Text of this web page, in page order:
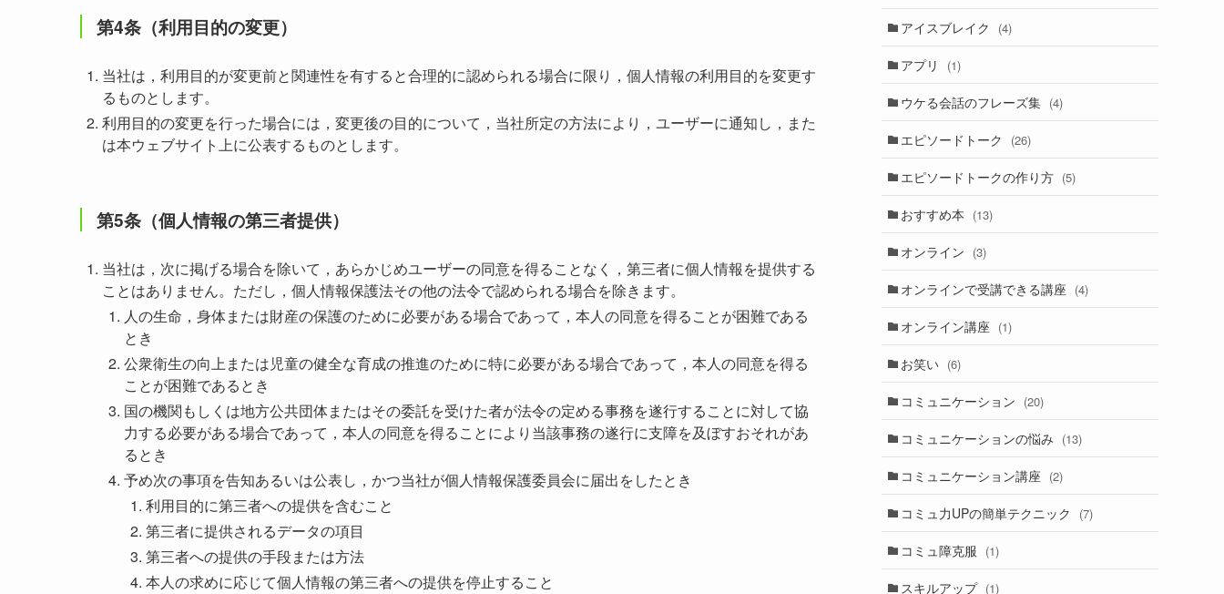
第4条（利用目的の変更）
当社は，利用目的が変更前と関連性を有すると合理的に認められる場合に限り，個人情報の利用目的を変更す
るものとします。
利用目的の変更を行った場合には，変更後の目的について，当社所定の方法により，ユーザーに通知し，また
は本ウェブサイト上に公表するものとします。
第5条（個人情報の第三者提供）
当社は，次に掲げる場合を除いて，あらかじめユーザーの同意を得ることなく，第三者に個人情報を提供する
ことはありません。ただし，個人情報保護法その他の法令で認められる場合を除きます。
人の生命，身体または財産の保護のために必要がある場合であって，本人の同意を得ることが困難である
とき
公衆衛生の向上または児童の健全な育成の推進のために特に必要がある場合であって，本人の同意を得る
ことが困難であるとき
国の機関もしくは地方公共団体またはその委託を受けた者が法令の定める事務を遂行することに対して協
力する必要がある場合であって，本人の同意を得ることにより当該事務の遂行に支障を及ぼすおそれがあ
るとき
予め次の事項を告知あるいは公表し，かつ当社が個人情報保護委員会に届出をしたとき
利用目的に第三者への提供を含むこと
第三者に提供されるデータの項目
第三者への提供の手段または方法
本人の求めに応じて個人情報の第三者への提供を停止すること
アイスブレイク (4)
アプリ (1)
ウケる会話のフレーズ集 (4)
エピソードトーク (26)
エピソードトークの作り方 (5)
おすすめ本 (13)
オンライン (3)
オンラインで受講できる講座 (4)
オンライン講座 (1)
お笑い (6)
コミュニケーション (20)
コミュニケーションの悩み (13)
コミュニケーション講座 (2)
コミュ力UPの簡単テクニック (7)
コミュ障克服 (1)
スキルアップ (1)